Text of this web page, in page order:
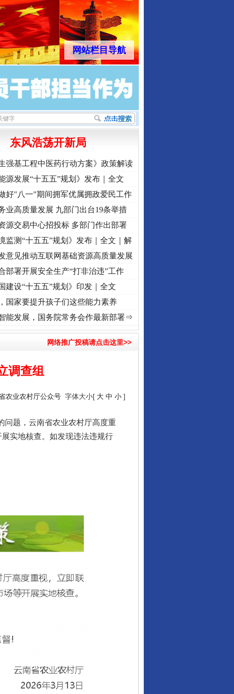
网站栏目导航
律..·[视频]牢记初心使命 奋进复兴征程丨“转折之城”激荡..
东风浩荡开新局
强基工程中医药行动方案》政策解读
源发展“十五五”规划》发布｜全文
好"八一"期间拥军优属拥政爱民工作
业高质量发展 九部门出台19条举措
源交易中心招投标 多部门作出部署
监测“十五五”规划》发布｜全文｜解
意见推动互联网基础资源高质量发展
部署开展安全生产“打非治违”工作
建设“十五五”规划》印发｜全文
国家要提升孩子们这些能力素养
能发展，国务院常务会作最新部署⇒
网络推广投稿请点击这里>>
调查组
农业农村厅公众号 字体大小[ 大 中 小 ]
题，云南省农业农村厅高度重
实地核查。如发现违法违规行